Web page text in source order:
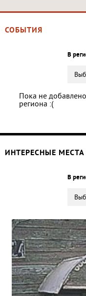
СОБЫТИЯ
В
Пока не
региона :(
ИНТЕРЕСНЫЕ МЕСТА
В